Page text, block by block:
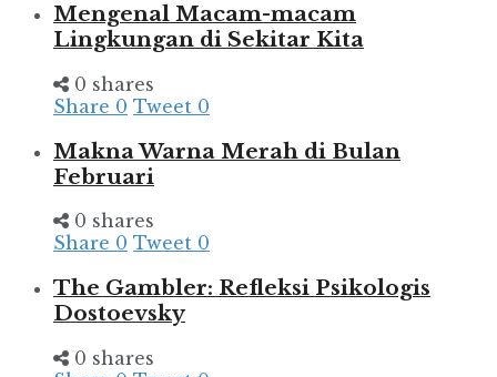
Mengenal Macam-macam
Lingkungan di Sekitar Kita
0 shares
Share 0 Tweet 0
Makna Warna Merah di Bulan
Februari
0 shares
Share 0 Tweet 0
The Gambler: Refleksi Psikologis
Dostoevsky
0 shares